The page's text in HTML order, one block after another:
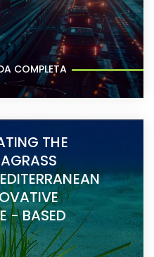
COMPLETA
THE
- BASED